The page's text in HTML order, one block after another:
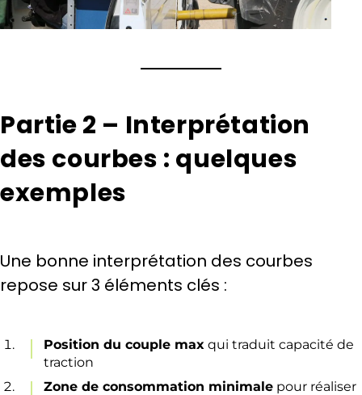
Partie 2 – Interprétation
des courbes : quelques
exemples
Une bonne interprétation des courbes
repose sur 3 éléments clés :
Position du couple max qui traduit capacité de
traction
Zone de consommation minimale pour réaliser